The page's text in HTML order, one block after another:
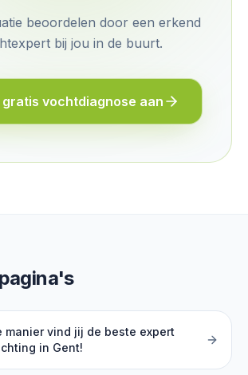
beoordelen door een erkend
bij jou in de buurt.
vochtdiagnose aan
manier vind jij de beste expert
in Gent!